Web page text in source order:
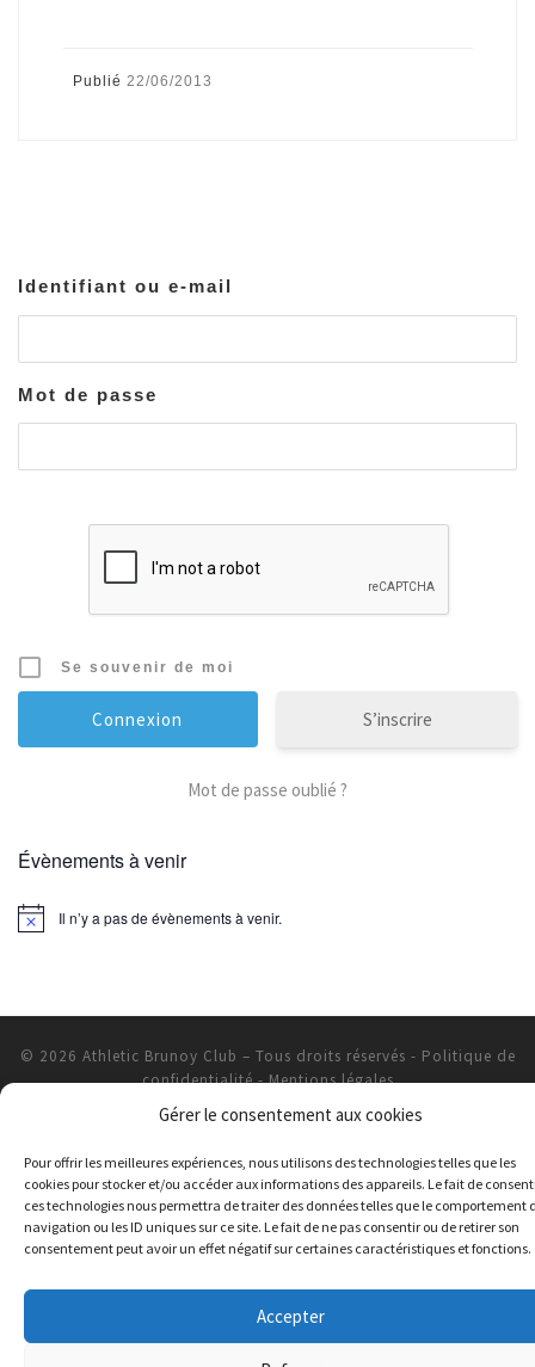
Gérer le consentement aux cookies
Pour offrir les meilleures expériences, nous utilisons des technologies telles que les
cookies pour stocker et/ou accéder aux informations des appareils. Le fait de
ces technologies nous permettra de traiter des données telles que le comportement
navigation ou les ID uniques sur ce site. Le fait de ne pas consentir ou de retirer son
consentement peut avoir un effet négatif sur certaines caractéristiques et fonctions.
Accepter
Publié 22/06/2013
Identifiant ou e-mail
Mot de passe
Se souvenir de moi
S’inscrire
Mot de passe oublié ?
Évènements à venir
Il n’y a pas de évènements à venir.
© 2026 Athletic Brunoy Club – Tous droits réservés - Politique de
confidentialité-Mentions légales